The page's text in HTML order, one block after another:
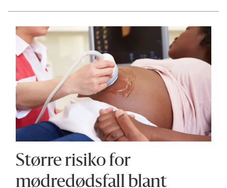
Større risiko for
mødredødsfall blant